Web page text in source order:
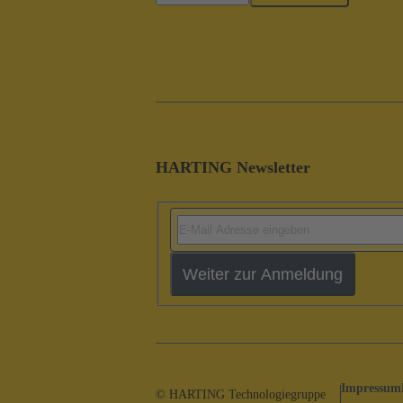
HARTING Newsletter
Weiter zur Anmeldung
© HARTING Technologiegruppe Impressum